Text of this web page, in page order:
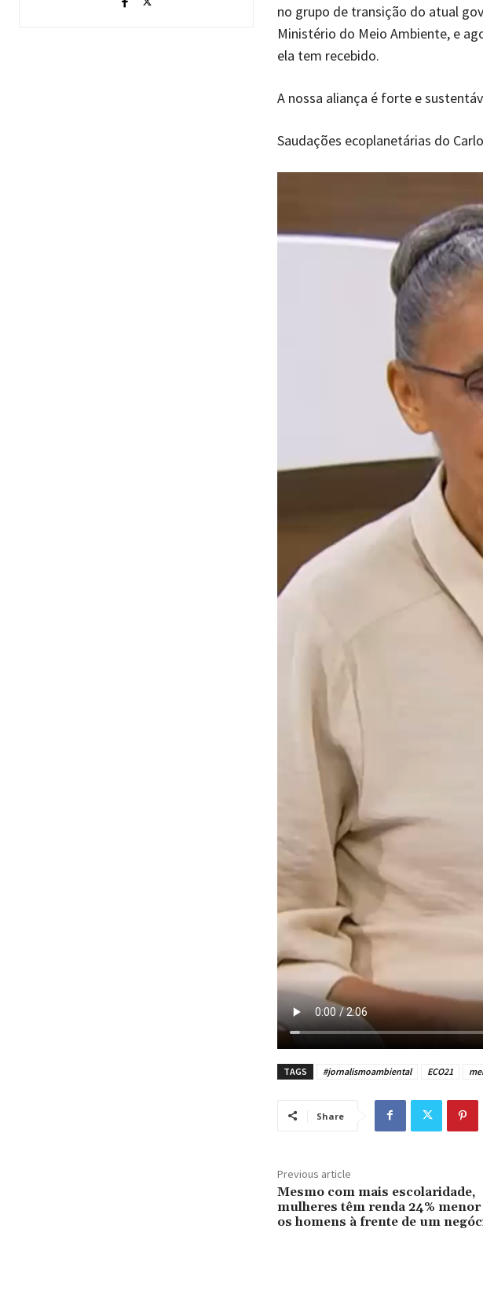
no grupo de transição do atual
Ministério do Meio Ambiente, e
ela tem recebido.
A nossa aliança é forte e
Saudações ecoplanetárias do
TAGS #jornalismoambiental ECO21
Share
Previous article
Mesmo com mais escolaridade,
mulheres têm renda 24% menor
os homens à frente de um